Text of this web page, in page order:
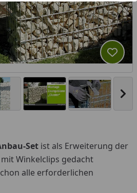
Set ist als Erweiterung der
Winkelclips gedacht
alle erforderlichen